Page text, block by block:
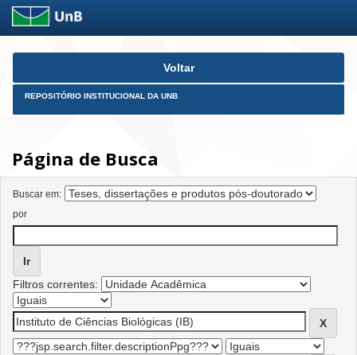
Skip
Voltar
REPOSITÓRIO INSTITUCIONAL DA UNB
Página de Busca
Buscar em:
por
Filtros correntes: